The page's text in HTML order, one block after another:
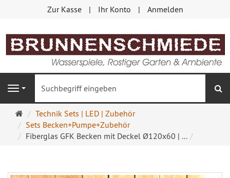
Zur Kasse Ihr Konto Anmelden
Navigation
Startseite
Technik Sets | LED | Zubehör
Sets Becken+Pumpe+Zubehör
Fiberglas GFK Becken mit Deckel Ø120x60 | ...